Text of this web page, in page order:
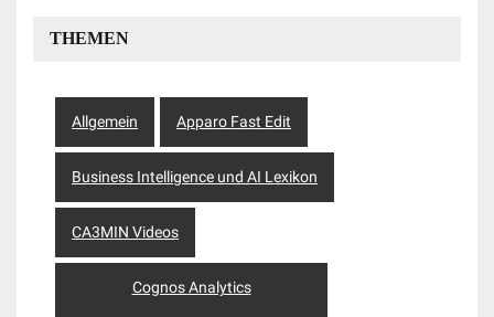
THEMEN
Allgemein Apparo Fast Edit
Business Intelligence und AI Lexikon
CA3MIN Videos
Cognos Analytics